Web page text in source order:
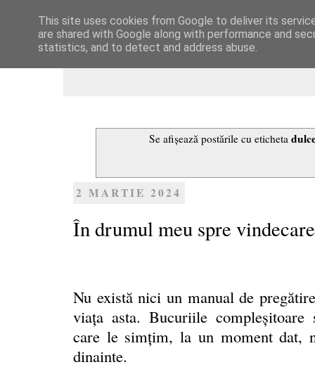
Dulcegarii culinare
Se afișează postările cu eticheta
2 MARTIE 2024
În drumul meu spre vindecare
Nu există nici un manual de
viaţa asta. Bucuriile compleşitoare
care le simțim, la un moment dat,
dinainte.
This site uses cookies from Google to deliver its
are shared with Google along with performance and
statistics, and to detect and address abuse.